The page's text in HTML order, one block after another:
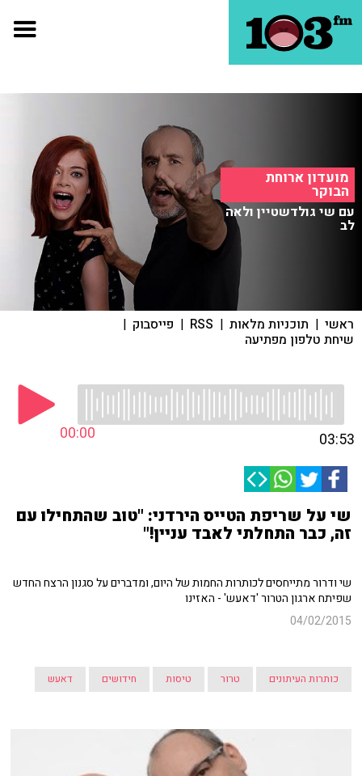
מועדון ארוחת
הבוקר
עם שי גולדשטיין ולאה
לב
ראשי | תוכניות מלאות |
RSS
| פייסבוק |
שיחת טלפון מפתיעה
00:00 03:53
שי על שריפת הטייס הירדני: "טוב שהתחילו עם
זה, כבר התחלתי לאבד עניין!"
שי ודרור מתייחסים לכותרות החמות של היום, ומדברים על סגנון הרצח החדש
שפיתח ארגון הטרור 'דאעש' - האזינו
04/02/2015
כותרות העיתונים טרור טיסות חידושים דאעש